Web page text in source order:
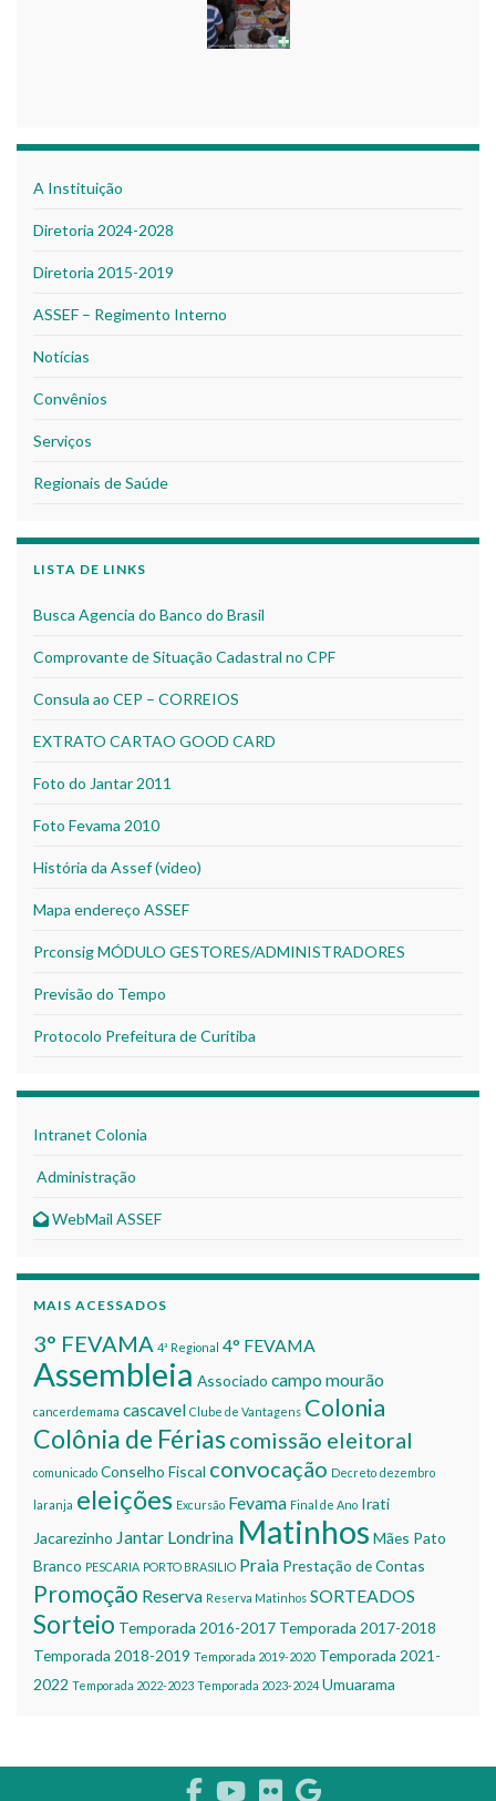
A Instituição
Diretoria 2024-2028
Diretoria 2015-2019
ASSEF – Regimento Interno
Notícias
Convênios
Serviços
Regionais de Saúde
LISTA DE LINKS
Busca Agencia do Banco do Brasil
Comprovante de Situação Cadastral no CPF
Consula ao CEP – CORREIOS
EXTRATO CARTAO GOOD CARD
Foto do Jantar 2011
Foto Fevama 2010
História da Assef (video)
Mapa endereço ASSEF
Prconsig MÓDULO GESTORES/ADMINISTRADORES
Previsão do Tempo
Protocolo Prefeitura de Curitiba
Intranet Colonia
Administração
WebMail ASSEF
MAIS ACESSADOS
3° FEVAMA 4ª Regional 4° FEVAMA
Assembleia Associado campo mourão
cancerdemama cascavel Clube de Vantagens Colonia
Colônia de Fériascomissão eleitoral
comunicado Conselho Fiscal convocação Decreto dezembro
laranja eleições Excursão Fevama Final de Ano Irati
Jacarezinho Jantar Londrina Matinhos Mães Pato
Branco PESCARIA PORTO BRASILIO Praia Prestação de Contas
Promoção Reserva Reserva Matinhos SORTEADOS
Sorteio Temporada 2016-2017 Temporada 2017-2018
Temporada 2018-2019 Temporada 2019-2020 Temporada 2021-
2022 Temporada 2022-2023 Temporada 2023-2024 Umuarama